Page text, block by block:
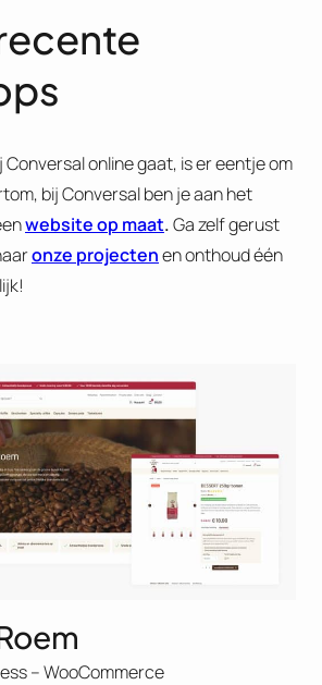
Conversal online gaat, is er eentje om
bij Conversal ben je aan het
website op maat.Ga zelf gerust
onze projectenen onthoud één
– WooCommerce